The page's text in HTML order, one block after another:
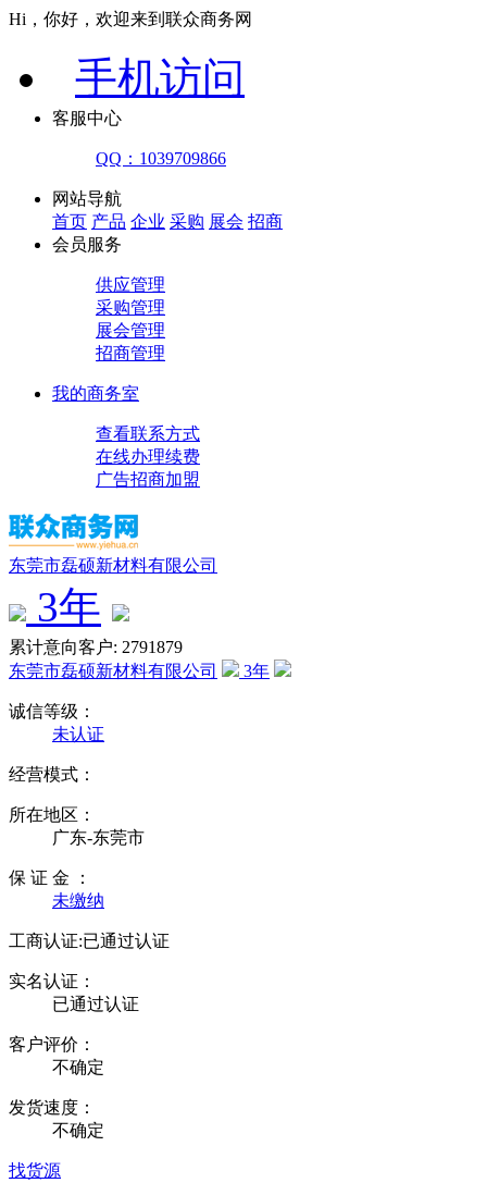
Hi，你好，欢迎来到联众商务网
手机访问
客服中心
QQ：1039709866
网站导航
首页 产品 企业 采购 展会 招商
会员服务
供应管理
采购管理
展会管理
招商管理
我的商务室
查看联系方式
在线办理续费
广告招商加盟
东莞市磊硕新材料有限公司
3年
累计意向客户: 2791879
东莞市磊硕新材料有限公司
3年
诚信等级：
未认证
经营模式：
所在地区：
广东-东莞市
保 证 金 ：
未缴纳
工商认证:已通过认证
实名认证：
已通过认证
客户评价：
不确定
发货速度：
不确定
找货源